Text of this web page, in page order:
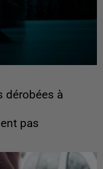
dérobées à
pas